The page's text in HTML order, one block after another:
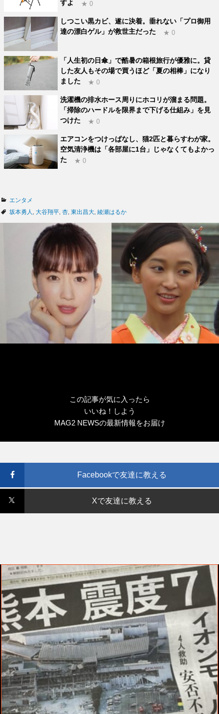
すよ ★ 0
しつこい黒カビ、遂に決着。垂れない「プロ御用
達の漂白ゲル」が救世主だった
★ 0
「人生初の日傘」で酷暑の箱根旅行が優雅に。貸
した友人もその場で買うほど「夏の相棒」になり
ました
★ 0
洗濯機の排水ホース周りにホコリが溜まる問題。
「掃除のハードルを限界まで下げる仕組み」を見
つけた
★ 0
エアコンをつけっぱなし、猫2匹と暮らすわが家。
空気清浄機は「各部屋に1台」じゃなくてもよかっ
た
★ 0
カ
テ
エンタメ
タ
坂本勇人 大谷翔平 杏 東出昌大 綾瀬はるか
この記事が気に入ったら
いいね！しよう
MAG2 NEWSの最新情報をお届け
Facebookで友達に教える
Xで友達に教える